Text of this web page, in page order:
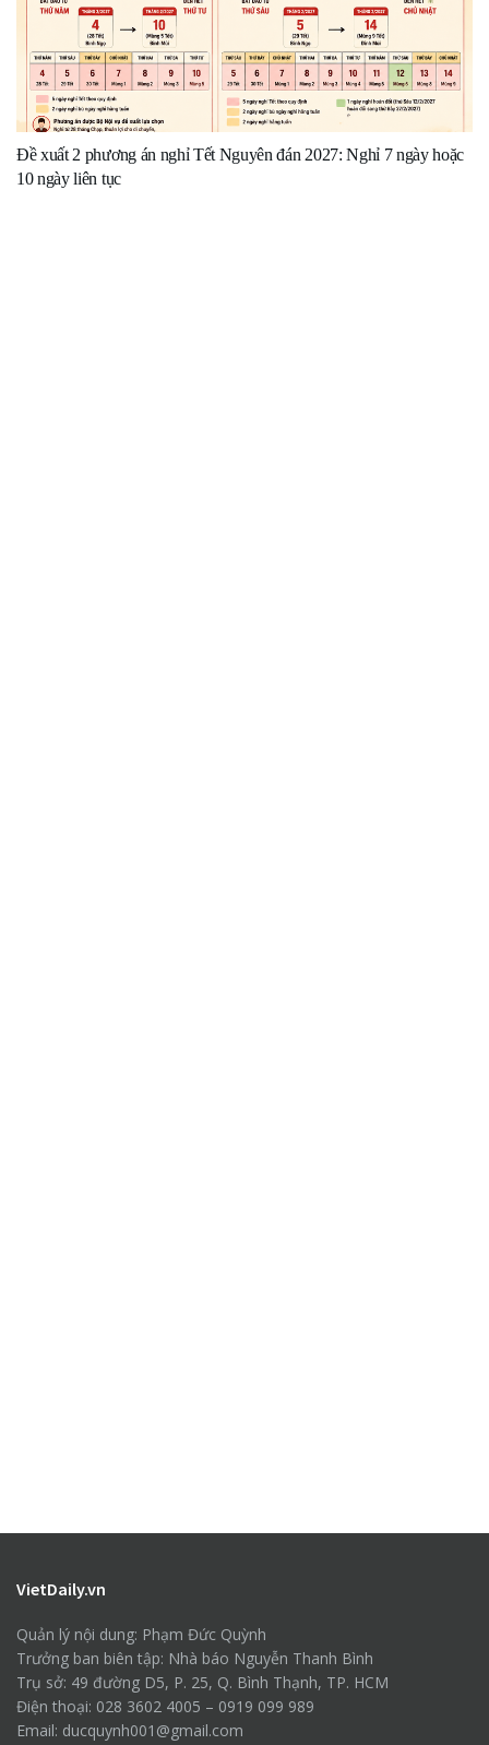
Đề xuất 2 phương án nghỉ Tết Nguyên đán 2027: Nghỉ 7 ngày hoặc
10 ngày liên tục
VietDaily.vn
Quản lý nội dung: Phạm Đức Quỳnh
Trưởng ban biên tập: Nhà báo Nguyễn Thanh Bình
Trụ sở: 49 đường D5, P. 25, Q. Bình Thạnh, TP. HCM
Điện thoại: 028 3602 4005 – 0919 099 989
Email: ducquynh001@gmail.com